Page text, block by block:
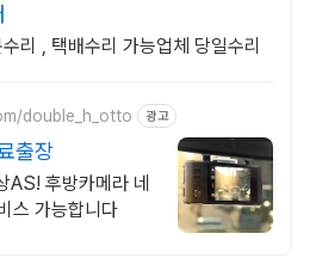
리 , 택배수리 가능업체 당일수리
double_h_otto 광고
출장
AS! 후방카메라 네
스 가능합니다